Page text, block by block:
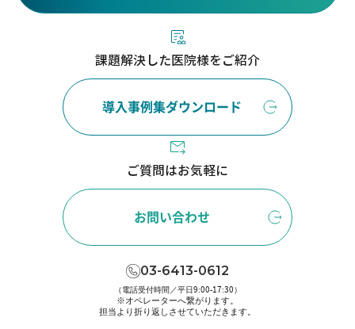
課題解決した医院様をご紹介
導入事例集ダウンロード
ご質問はお気軽に
お問い合わせ
03-6413-0612
（電話受付時間／平日9:00-17:30）
※オペレーターへ繋がります。
担当より折り返しさせていただきます。